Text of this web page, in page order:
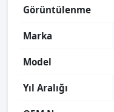
Görüntülenme
Marka
Model
Yıl Aralığı